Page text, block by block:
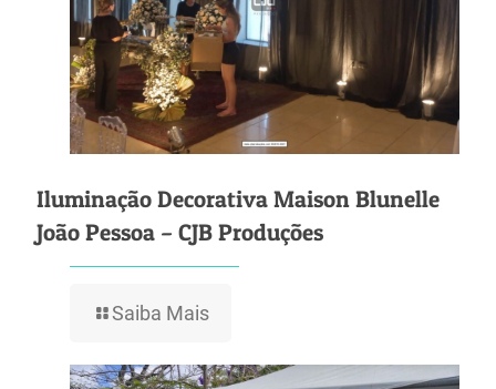
Iluminação Decorativa Maison Blunelle
João Pessoa – CJB Produções
Saiba Mais